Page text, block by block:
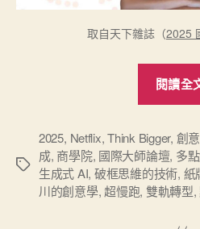
取自天下雜誌（2025
閱讀全
標
2025, Netflix,Think Bigger, 創意
成, 商學院, 國際大師論壇, 多
生成式 AI, 破框思維的技術, 紙
川的創意學,超慢跑, 雙軌轉型,